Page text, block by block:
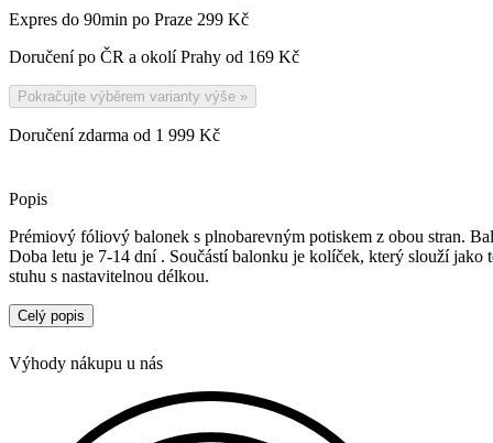
Popis
Prémiový fóliový balonek s plnobarevným potiskem z obou stran.
Doba letu je 7-14 dní . Součástí balonku je kolíček, který slouží jako
stuhu s nastavitelnou délkou.
Malé upozornění, balonek reaguje na okolní teplotu, v chladném
Celý popis
Expres do 90min po Praze 299 Kč
Doručení po ČR a okolí Prahy od 169 Kč
Pokračujte výběrem varianty výše »
Doručení zdarma od 1 999 Kč
Výhody nákupu u nás